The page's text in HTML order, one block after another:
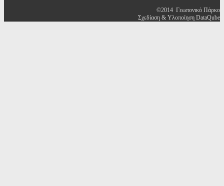
©2014 Γεωπονικό Πάρκο
Σχεδίαση & Υλοποίηση DataQube